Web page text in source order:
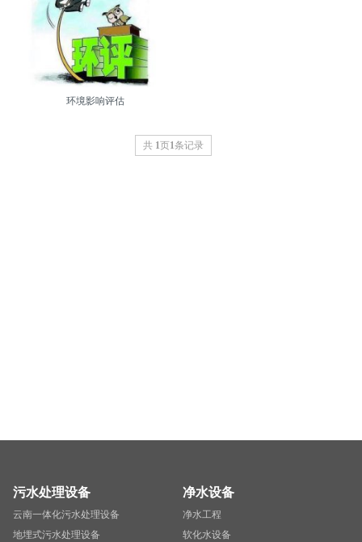
环境影响评估
共 1页1条记录
污水处理设备
云南一体化污水处理设备
地埋式污水处理设备
净水设备
净水工程
软化水设备